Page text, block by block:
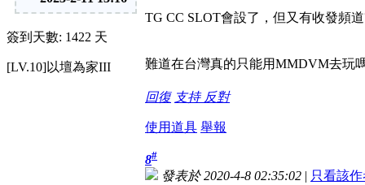
簽到天數: 1422 天
[LV.10]以壇為家III
TG CC SLOT會設了，但又有收發頻
難道在台灣真的只能用MMDVM去玩
回復 支持 反對
使用道具 舉報
8#
發表於 2020-4-8 02:35:02 | 只看該